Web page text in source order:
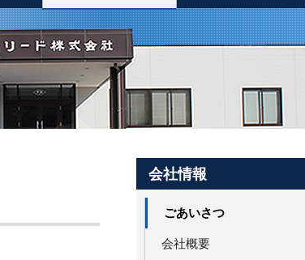
会社情報
ごあいさつ
会社概要